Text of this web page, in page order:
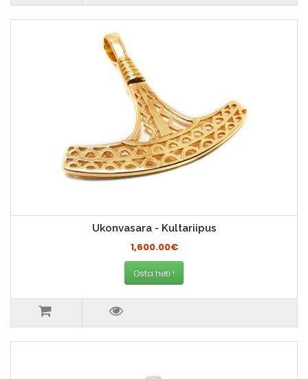
Ukonvasara - Kultariipus
1,600.00€
Osta heti !